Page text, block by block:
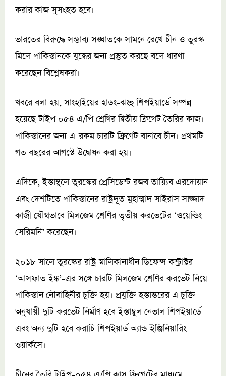
করার কাজ সুসংহত হবে।
ভারতের বিরুদ্ধে সম্ভাব্য সঙ্ঘাতকে সামনে রেখে চীন ও তুরস্ক
মিলে পাকিস্তানকে যুদ্ধের জন্য প্রস্তুত করছে বলে ধারণা
করেছেন বিশ্লেষকরা।
খবরে বলা হয়, সাংহাইয়ের হাডং-ঝংহু শিপইয়ার্ডে সম্পন্ন
হয়েছে টাইপ ০৫৪ এ/পি শ্রেণির দ্বিতীয় ফ্রিগেট তৈরির কাজ।
পাকিস্তানের জন্য এ-রকম চারটি ফ্রিগেট বানাবে চীন। প্রথমটি
গত বছরের আগস্টে উদ্বোধন করা হয়।
এদিকে, ইস্তাম্বুলে তুরস্কের প্রেসিডেন্ট রজব তায়্যিব এরদোয়ান
এবং দেশটিতে পাকিস্তানের রাষ্ট্রদূত মুহাম্মাদ সাইরাস সাজ্জাদ
কাজী যৌথভাবে মিলজেম শ্রেণির তৃতীয় করভেটের ‘ওয়েল্ডিং
সেরিমনি’ করেছেন।
২০১৮ সালে তুরস্কের রাষ্ট্র মালিকানাধীন ডিফেন্স কন্ট্রাক্টর
‘আসফাত ইঙ্ক’-এর সঙ্গে চারটি মিলজেম শ্রেণির করভেট নিয়ে
পাকিস্তান নৌবাহিনীর চুক্তি হয়। প্রযুক্তি হস্তান্তরের এ চুক্তি
অনুযায়ী দুটি করভেট নির্মাণ হবে ইস্তাম্বুল নেভাল শিপইয়ার্ডে
এবং অন্য দুটি হবে করাচি শিপইয়ার্ড অ্যান্ড ইঞ্জিনিয়ারিং
ওয়ার্কসে।